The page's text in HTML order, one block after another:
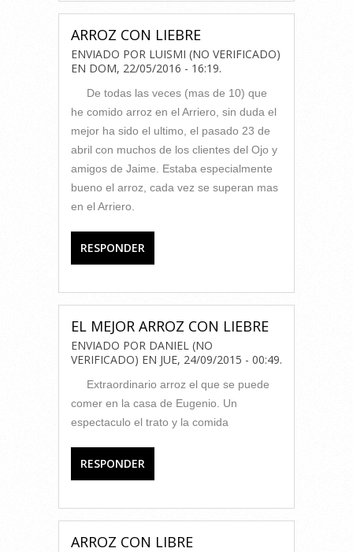
ARROZ CON LIEBRE
ENVIADO POR LUISMI (NO VERIFICADO)
EN DOM, 22/05/2016 - 16:19.
De todas las veces (mas de 10) que
he comido arroz en el Arriero, sin duda el
mejor ha sido el ultimo, el pasado 23 de
abril con muchos de los clientes del Ojo y
amigos de Jaime. Estaba especialmente
bueno el arroz, cada vez se superan mas
en el Arriero.
RESPONDER
EL MEJOR ARROZ CON LIEBRE
ENVIADO POR DANIEL (NO
VERIFICADO) EN JUE, 24/09/2015 - 00:49.
Extraordinario arroz el que se puede
comer en la casa de Eugenio. Un
espectaculo el trato y la comida
RESPONDER
ARROZ CON LIBRE